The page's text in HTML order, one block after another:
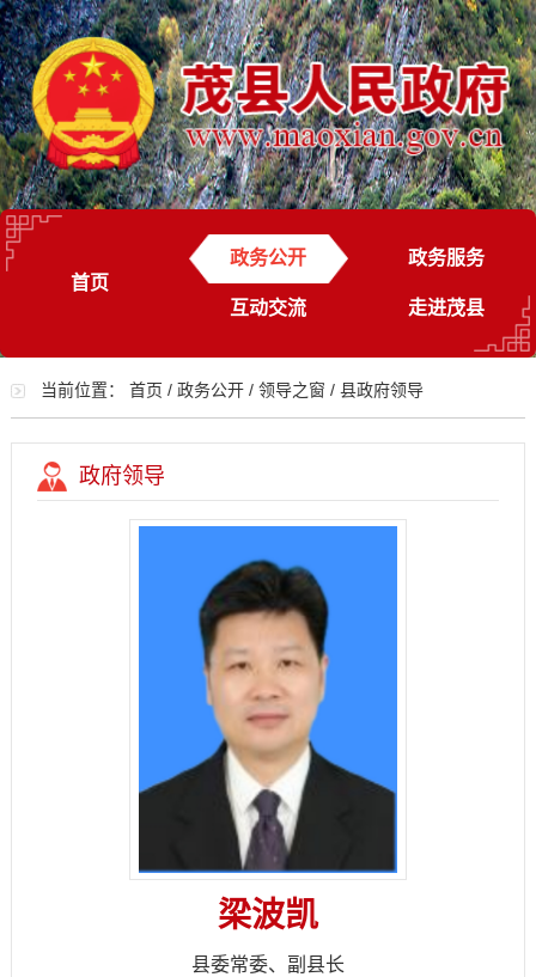
首页
政务公开 政务服务
互动交流 走进茂县
当前位置： 首页 / 政务公开/ 领导之窗 / 县政府领导
政府领导
梁波凯
县委常委、副县长